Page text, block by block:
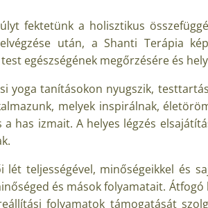
fektetünk a holisztikus
után, a Shanti Terápia
egészségének megőrzésére és
yoga tanításokon nyugszik,
melyek inspirálnak,
has izmait. A helyes légzés
teljességével, minőségeikkel és
és mások folyamatait.
folyamatok támogatását